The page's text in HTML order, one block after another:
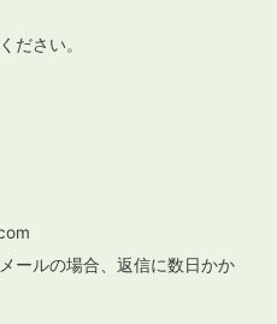
ださい。
ールの場合、返信に数日かか